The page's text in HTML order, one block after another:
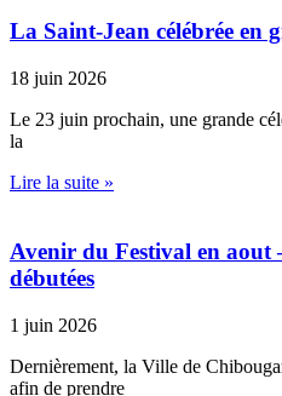
La Saint-Jean célébrée en
18 juin 2026
Le 23 juin prochain, une grande
la
Lire la suite »
Avenir du Festival en aout
débutées
1 juin 2026
Dernièrement, la Ville de
afin de prendre